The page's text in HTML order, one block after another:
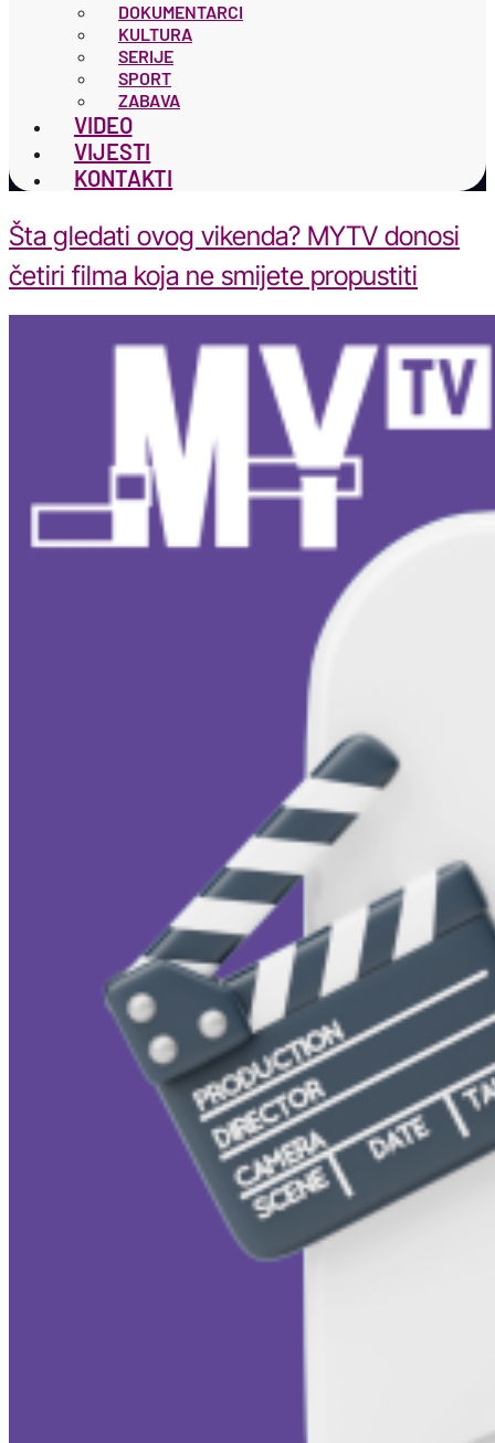
DOKUMENTARCI
KULTURA
SERIJE
SPORT
ZABAVA
VIDEO
VIJESTI
KONTAKTI
Šta gledati ovog vikenda? MYTV donosi
četiri filma koja ne smijete propustiti